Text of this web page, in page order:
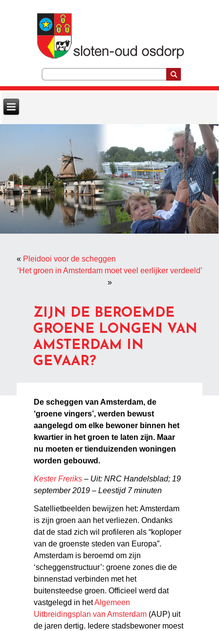
« Pleidooi voor de scheggen
‘Het groen in Amsterdam moet veel eerlijker verdeeld’
»
ZIJN DE BEROEMDE
GROENE LONGEN VAN
AMSTERDAM IN
GEVAAR?
De scheggen van Amsterdam, de
‘groene vingers’, werden bewust
aangelegd om elke bewoner binnen het
kwartier in het groen te laten zijn. Maar
nu moeten er tienduizenden woningen
worden gebouwd.
Kester Freriks – Uit: NRC Handelsblad; 19
september 2019 – Leestijd 7 minuten
Satellietbeelden bewijzen het: Amsterdam
is zijn groen aan het verliezen. Ondanks
dat de stad zich wil profileren als “koploper
van de groenste steden van Europa”.
Amsterdam is beroemd om zijn
‘scheggenstructuur’: groene zones die de
binnenstad verbinden met het
buitensteedse groen. Officieel werd dat
vastgelegd in hetAlgemeen
Uitbreidingsplan van Amsterdam (AUP) uit
de jaren dertig. Iedere stadsbewoner moest